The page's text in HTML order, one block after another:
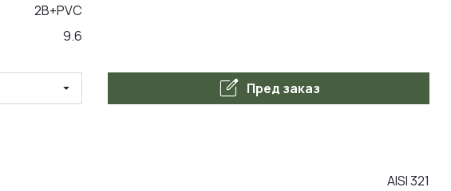
2B+PVC
9.6
arrow_drop_down edit_square Пред заказ
AISI 321